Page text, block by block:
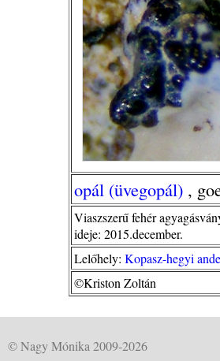
opál (üvegopál) ,
Viaszszerű fehér
ideje: 2015.december.
Lelőhely: Kopasz-hegyi
©Kriston Zoltán
© Nagy Mónika 2009-2026